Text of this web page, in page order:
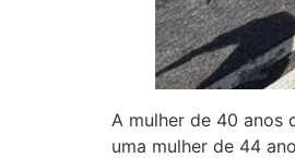
A mulher de 40 anos
uma mulher de 44